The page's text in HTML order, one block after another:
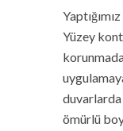
Yüzey
duvarlarda
ömürlü